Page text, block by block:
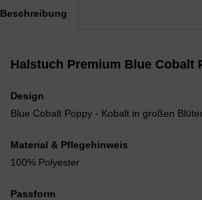
Beschreibung
Halstuch Premium Blue Cobalt
Design
Blue Cobalt Poppy - Kobalt in großen
Material & Pflegehinweis
100% Polyester
Passform